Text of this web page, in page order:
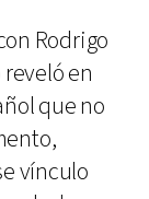
Rodrigo
en
que no
vínculo